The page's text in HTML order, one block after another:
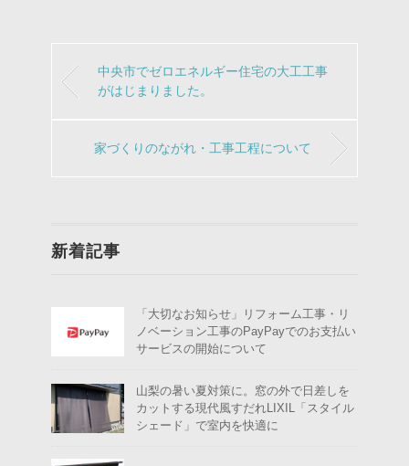
中央市でゼロエネルギー住宅の大工工事
がはじまりました。
家づくりのながれ・工事工程について
新着記事
「大切なお知らせ」リフォーム工事・リ
ノベーション工事のPayPayでのお支払い
サービスの開始について
山梨の暑い夏対策に。窓の外で日差しを
カットする現代風すだれLIXIL「スタイル
シェード」で室内を快適に